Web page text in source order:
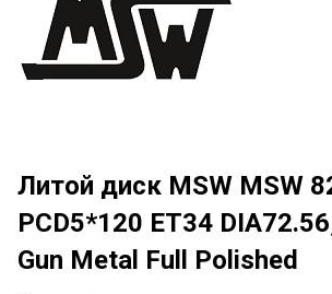
Литой диск MSW MSW
PCD5*120 ET34
Gun Metal Full Polished